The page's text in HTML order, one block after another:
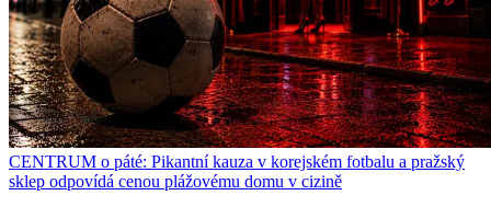
CENTRUM o páté: Pikantní kauza v korejském fotbalu a pražský
sklep odpovídá cenou plážovému domu v cizině